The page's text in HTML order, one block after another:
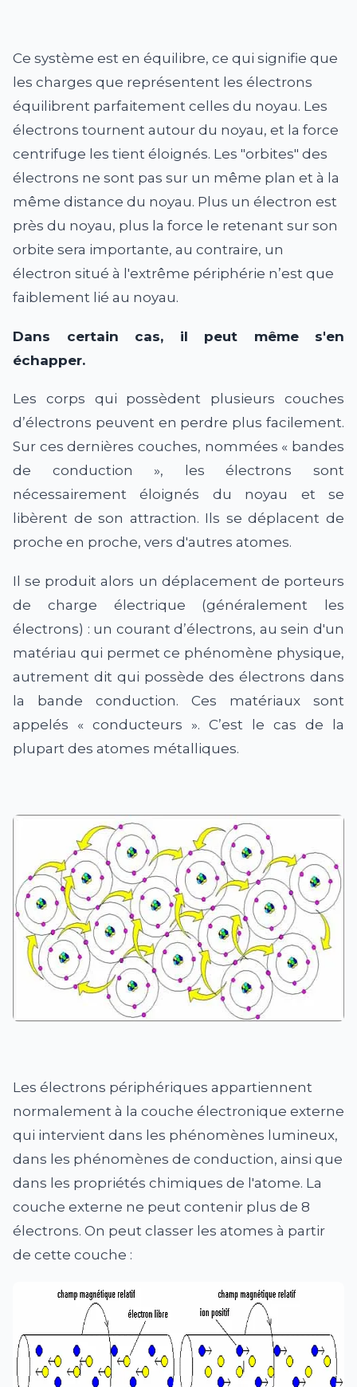
Ce système est en équilibre, ce qui signifie que
les charges que représentent les électrons
équilibrent parfaitement celles du noyau. Les
électrons tournent autour du noyau, et la force
centrifuge les tient éloignés. Les "orbites" des
électrons ne sont pas sur un même plan et à la
même distance du noyau. Plus un électron est
près du noyau, plus la force le retenant sur son
orbite sera importante, au contraire, un
électron situé à l'extrême périphérie n’est que
faiblement lié au noyau.
Dans certain cas, il peut même s'en
échapper.
Les corps qui possèdent plusieurs couches
d’électrons peuvent en perdre plus facilement.
Sur ces dernières couches, nommées « bandes
de conduction », les électrons sont
nécessairement éloignés du noyau et se
libèrent de son attraction. Ils se déplacent de
proche en proche, vers d'autres atomes.
Il se produit alors un déplacement de porteurs
de charge électrique (généralement les
électrons) : un courant d’électrons, au sein d'un
matériau qui permet ce phénomène physique,
autrement dit qui possède des électrons dans
la bande conduction. Ces matériaux sont
appelés « conducteurs ». C’est le cas de la
plupart des atomes métalliques.
Les électrons périphériques appartiennent
normalement à la couche électronique externe
qui intervient dans les phénomènes lumineux,
dans les phénomènes de conduction, ainsi que
dans les propriétés chimiques de l'atome. La
couche externe ne peut contenir plus de 8
électrons. On peut classer les atomes à partir
de cette couche :